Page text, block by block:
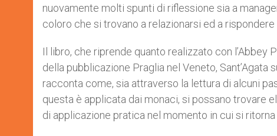
nuovamente molti spunti di riflessione sia a
coloro che si trovano a relazionarsi ed a
Il libro, che riprende quanto realizzato con
della pubblicazione Praglia nel Veneto, Sant’Agata
racconta come, sia attraverso la lettura di alcuni
questa è applicata dai monaci, si possano trovare
di applicazione pratica nel momento in cui si